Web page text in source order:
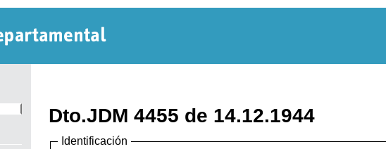
Dto.JDM 4455 de 14.12.1944
Identificación